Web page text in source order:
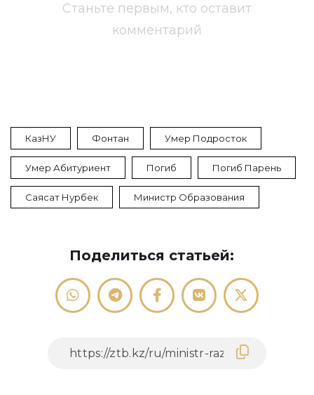
Станьте первым, кто оставит
комментарий
КазНУ Фонтан Умер Подросток
Умер Абитуриент Погиб Погиб Парень
Саясат Нурбек Министр Образования
Поделиться статьей: